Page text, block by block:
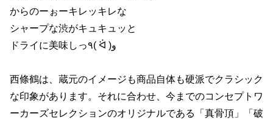
からのーぉーキレッキレな
シャープな渋がキュキュッと
ドライに美味しっ٩( ᐛ )و
西條鶴は、蔵元のイメージも商品自体も硬派でクラシック
な印象があります。それに合わせ、今までのコンセプトワ
ーカーズセレクションのオリジナルである「真骨頂」「破